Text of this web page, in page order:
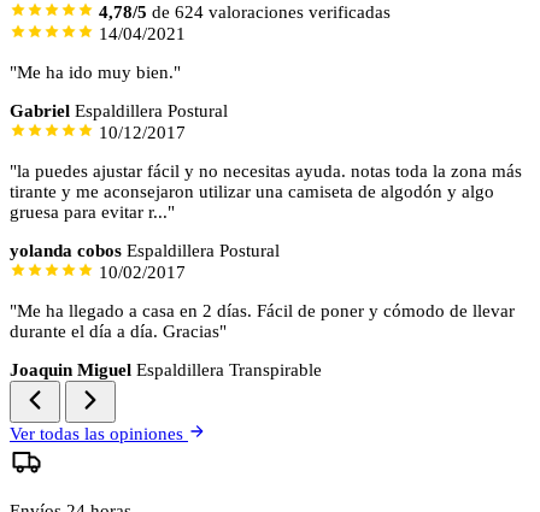
4,78/5 de 624 valoraciones verificadas
14/04/2021
"Me ha ido muy bien."
Gabriel Espaldillera Postural
10/12/2017
"la puedes ajustar fácil y no necesitas ayuda. notas toda la zona más
tirante y me aconsejaron utilizar una camiseta de algodón y algo
gruesa para evitar r..."
yolanda cobos Espaldillera Postural
10/02/2017
"Me ha llegado a casa en 2 días. Fácil de poner y cómodo de llevar
durante el día a día. Gracias"
Joaquin Miguel Espaldillera Transpirable
Ver todas las opiniones